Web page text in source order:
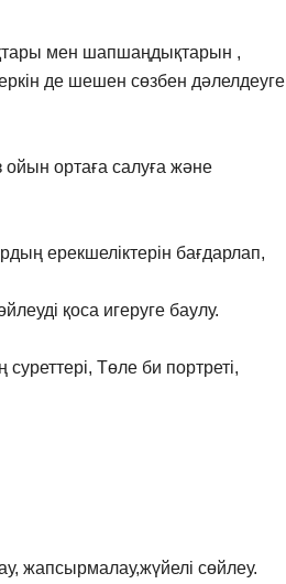
мен шапшаңдықтарын ,
де шешен сөзбен дәлелдеуге
ортаға салуға және
ерекшеліктерін бағдарлап,
қоса игеруге баулу.
суреттері, Төле би портреті,
жапсырмалау,жүйелі сөйлеу.